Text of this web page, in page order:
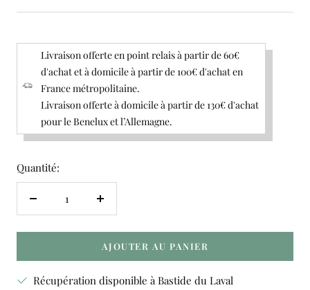
Livraison offerte en point relais à partir de 60€
d'achat et à domicile à partir de 100€ d'achat en
France métropolitaine.
Livraison offerte à domicile à partir de 130€ d'achat
pour le Benelux et l’Allemagne.
Quantité:
Réduire
Augmenter
quantité
AJOUTER AU PANIER
Récupération disponible à Bastide du Laval